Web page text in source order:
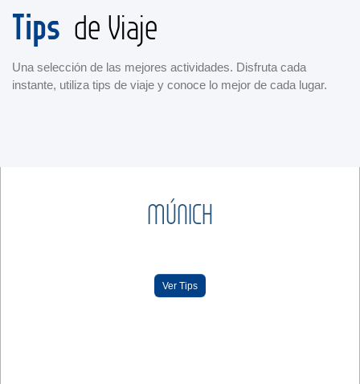
Tips de Viaje
Una selección de las mejores actividades. Disfruta cada
instante, utiliza tips de viaje y conoce lo mejor de cada lugar.
MÚNICH
Ver Tips